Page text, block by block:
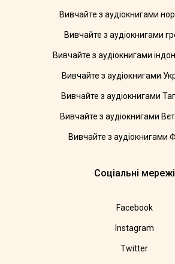
Вивчайте з аудіокнигами
Вивчайте з аудіокнигами
Вивчайте з аудіокнигами
Вивчайте з аудіокнигами
Вивчайте з аудіокнигами
Вивчайте з аудіокнигами
Вивчайте з аудіокнигами
Соціальні мережі
Facebook
Instagram
Twitter